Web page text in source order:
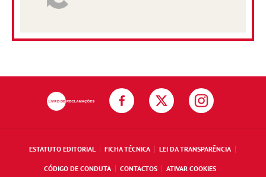
ESTATUTO EDITORIAL FICHA TÉCNICA LEI DA TRANSPARÊNCIA
CÓDIGO DE CONDUTA CONTACTOS ATIVAR COOKIES